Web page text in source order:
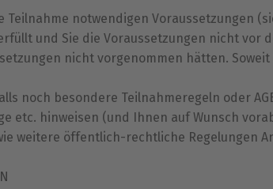
notwendigen Voraussetzungen
und Sie die Voraussetzungen nicht vor
nicht vorgenommen hätten.
noch besondere Teilnahmeregeln oder
etc. hinweisen (und Ihnen auf Wunsch
weitere öffentlich-rechtliche Regelungen